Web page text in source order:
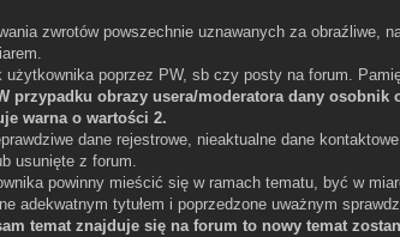
zwrotów powszechnie uznawanych za obraźliwe,
użytkownika poprzez PW, sb czy posty na forum.
przypadku obrazy usera/moderatora dany
warna o wartości 2.
dane rejestrowe, nieaktualne dane
usunięte z forum.
powinny mieścić się w ramach tematu, być w
adekwatnym tytułem i poprzedzone uważnym
temat znajduje się na forum to nowy temat